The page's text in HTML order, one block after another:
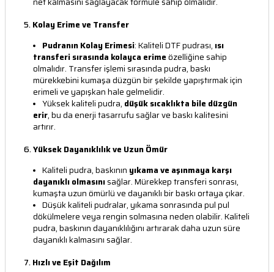
5.Kolay Erime ve Transfer
Pudranın Kolay Erimesi: Kaliteli DTF pudrası, ısı
transferi sırasında kolayca erimeözelliğine sahip
olmalıdır. Transfer işlemi sırasında pudra, baskı
mürekkebini kumaşa düzgün bir şekilde yapıştırmak için
erimeli ve yapışkan hale gelmelidir.
Yüksek kaliteli pudra, düşük sıcaklıkta bile düzgün
erir, bu da enerji tasarrufu sağlar ve baskı kalitesini
artırır.
6.Yüksek Dayanıklılık ve Uzun Ömür
Kaliteli pudra, baskının yıkama ve aşınmaya karşı
dayanıklı olmasınısağlar. Mürekkep transferi sonrası,
kumaşta uzun ömürlü ve dayanıklı bir baskı ortaya çıkar.
Düşük kaliteli pudralar, yıkama sonrasında pul pul
dökülmelere veya rengin solmasına neden olabilir. Kaliteli
pudra, baskının dayanıklılığını artırarak daha uzun süre
dayanıklı kalmasını sağlar.
7.Hızlı ve Eşit Dağılım